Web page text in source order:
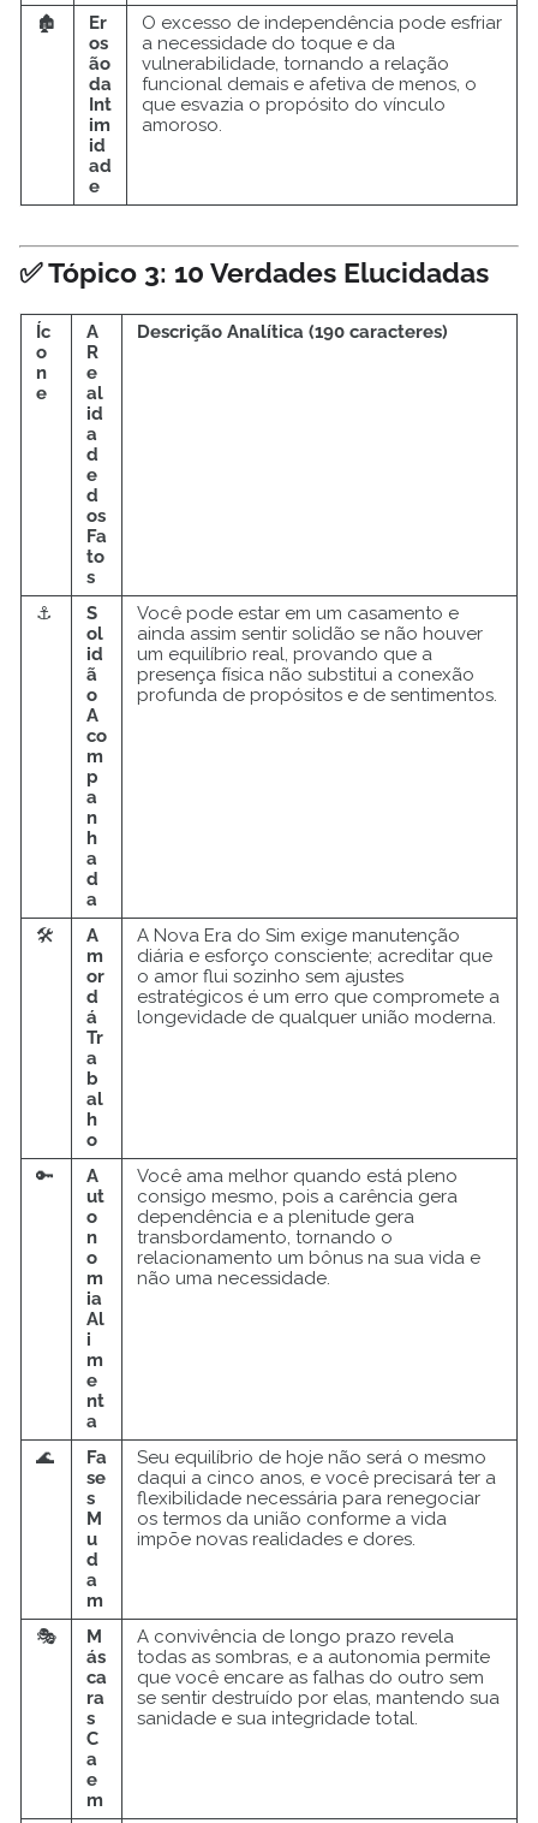
🏚️
Er
os
ão
da
Int
im
id
ad
e
O excesso de independência pode esfriar
a necessidade do toque e da
vulnerabilidade, tornando a relação
funcional demais e afetiva de menos, o
que esvazia o propósito do vínculo
amoroso.
✅ Tópico 3: 10 Verdades Elucidadas
Íc
o
n
e
A
R
e
al
id
a
d
e
d
os
Fa
to
s
Descrição Analítica (190 caracteres)
⚓
S
ol
id
ã
o
A
co
m
p
a
n
h
a
d
a
Você pode estar em um casamento e
ainda assim sentir solidão se não houver
um equilíbrio real, provando que a
presença física não substitui a conexão
profunda de propósitos e de sentimentos.
🛠️
A
m
or
d
á
Tr
a
b
al
h
o
A Nova Era do Sim exige manutenção
diária e esforço consciente; acreditar que
o amor flui sozinho sem ajustes
estratégicos é um erro que compromete a
longevidade de qualquer união moderna.
🔑
A
ut
o
n
o
m
ia
Al
i
m
e
nt
a
Você ama melhor quando está pleno
consigo mesmo, pois a carência gera
dependência e a plenitude gera
transbordamento, tornando o
relacionamento um bônus na sua vida e
não uma necessidade.
🌊
Fa
se
s
M
u
d
a
m
Seu equilíbrio de hoje não será o mesmo
daqui a cinco anos, e você precisará ter a
flexibilidade necessária para renegociar
os termos da união conforme a vida
impõe novas realidades e dores.
🎭
M
ás
ca
ra
s
C
a
e
m
A convivência de longo prazo revela
todas as sombras, e a autonomia permite
que você encare as falhas do outro sem
se sentir destruído por elas, mantendo sua
sanidade e sua integridade total.